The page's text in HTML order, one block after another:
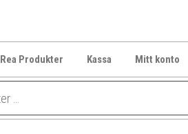
Rea Produkter Kassa Mitt konto